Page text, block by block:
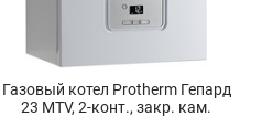
Газовый котел Protherm Гепард
23 MTV, 2-конт., закр. кам.